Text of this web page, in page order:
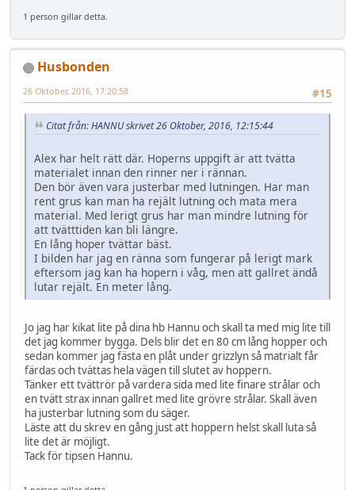
1 person gillar detta.
Husbonden
#15
26 Oktober, 2016, 17:20:58
Citat från: HANNU skrivet 26 Oktober, 2016, 12:15:44
Alex har helt rätt där. Hoperns uppgift är att tvätta
materialet innan den rinner ner i rännan.
Den bör även vara justerbar med lutningen. Har man
rent grus kan man ha rejält lutning och mata mera
material. Med lerigt grus har man mindre lutning för
att tvätttiden kan bli längre.
En lång hoper tvättar bäst.
I bilden har jag en ränna som fungerar på lerigt mark
eftersom jag kan ha hopern i våg, men att gallret ändå
lutar rejält. En meter lång.
Jo jag har kikat lite på dina hb Hannu och skall ta med mig lite till
det jag kommer bygga. Dels blir det en 80 cm lång hopper och
sedan kommer jag fästa en plåt under grizzlyn så matrialt får
färdas och tvättas hela vägen till slutet av hoppern.
Tänker ett tvättrör på vardera sida med lite finare strålar och
en tvätt strax innan gallret med lite grövre strålar. Skall även
ha justerbar lutning som du säger.
Läste att du skrev en gång just att hoppern helst skall luta så
lite det är möjligt.
Tack för tipsen Hannu.